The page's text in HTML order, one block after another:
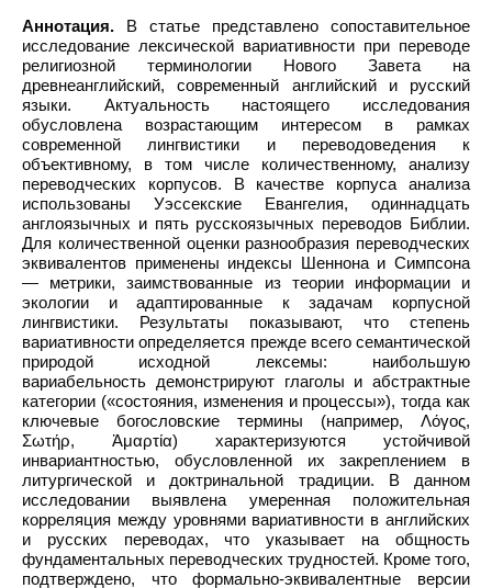
Аннотация. В статье представлено сопоставительное
исследование лексической вариативности при переводе
религиозной терминологии Нового Завета на
древнеанглийский, современный английский и русский
языки. Актуальность настоящего исследования
обусловлена возрастающим интересом в рамках
современной лингвистики и переводоведения к
объективному, в том числе количественному, анализу
переводческих корпусов. В качестве корпуса анализа
использованы Уэссекские Евангелия, одиннадцать
англоязычных и пять русскоязычных переводов Библии.
Для количественной оценки разнообразия переводческих
эквивалентов применены индексы Шеннона и Симпсона
— метрики, заимствованные из теории информации и
экологии и адаптированные к задачам корпусной
лингвистики. Результаты показывают, что степень
вариативности определяется прежде всего семантической
природой исходной лексемы: наибольшую
вариабельность демонстрируют глаголы и абстрактные
категории («состояния, изменения и процессы»), тогда как
ключевые богословские термины (например, Λόγος,
Σωτήρ, Ἁμαρτία) характеризуются устойчивой
инвариантностью, обусловленной их закреплением в
литургической и доктринальной традиции. В данном
исследовании выявлена умеренная положительная
корреляция между уровнями вариативности в английских
и русских переводах, что указывает на общность
фундаментальных переводческих трудностей. Кроме того,
подтверждено, что формально-эквивалентные версии